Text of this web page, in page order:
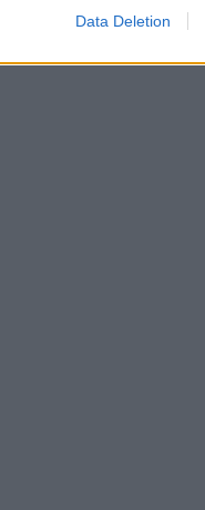
Data Deletion